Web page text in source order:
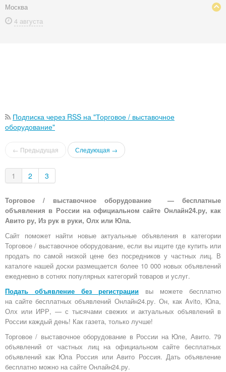
Москва
4 августа
Подписка через RSS на "Торговое / выставочное
оборудование"
← Предыдущая Следующая →
1 2 3
Торговое / выставочное оборудование — бесплатные
объявления в России на официальном сайте Онлайн24.ру, как
Авито ру, Из рук в руки, Олх или Юла.
Сайт поможет найти новые актуальные объявления в категории
Торговое / выставочное оборудование, если вы ищите где купить или
продать по самой низкой цене без посредников у частных лиц. В
каталоге нашей доски размещается более 10 000 новых объявлений
ежедневно в сотнях популярных категорий товаров и услуг.
Подать объявление без регистрации вы можете бесплатно
насайте бесплатных объявлений Онлайн24.ру. Он, как Avito, Юла,
Олх или ИРР, — с тысячами свежих и актуальных объявлений в
России каждый день! Как газета, только лучше!
Торговое / выставочное оборудование в России на Юле, Авито. 79
объявлений от частных лиц на официальном сайте бесплатных
объявлений как Юла Россия или Авито Россия. Дать объявление
бесплатно можно на сайте Онлайн24.ру.